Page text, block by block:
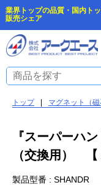
業界トップの品質・国内ト
販売シェア
トップ | マグネット（磁
『スーパーハ
（交換用） 【
製品型番 : SHANDR